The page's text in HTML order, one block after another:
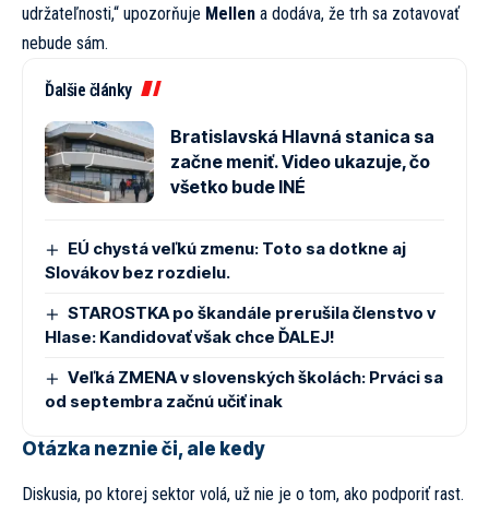
udržateľnosti,“ upozorňuje Mellen a dodáva, že trh sa zotavovať
nebude sám.
Ďalšie články
Bratislavská Hlavná stanica sa
začne meniť. Video ukazuje, čo
všetko bude INÉ
EÚ chystá veľkú zmenu: Toto sa dotkne aj
Slovákov bez rozdielu.
STAROSTKA po škandále prerušila členstvo v
Hlase: Kandidovať však chce ĎALEJ!
Veľká ZMENA v slovenských školách: Prváci sa
od septembra začnú učiť inak
Otázka neznie či, ale kedy
Diskusia, po ktorej sektor volá, už nie je o tom, ako podporiť rast.